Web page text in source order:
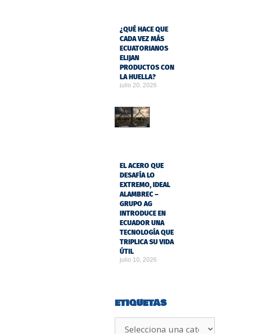
¿QUÉ HACE QUE
CADA VEZ MÁS
ECUATORIANOS
ELIJAN
PRODUCTOS CON
LA HUELLA?
julio 20, 2026
EL ACERO QUE
DESAFÍA LO
EXTREMO, IDEAL
ALAMBREC –
GRUPO AG
INTRODUCE EN
ECUADOR UNA
TECNOLOGÍA QUE
TRIPLICA SU VIDA
ÚTIL
julio 10, 2026
ETIQUETAS